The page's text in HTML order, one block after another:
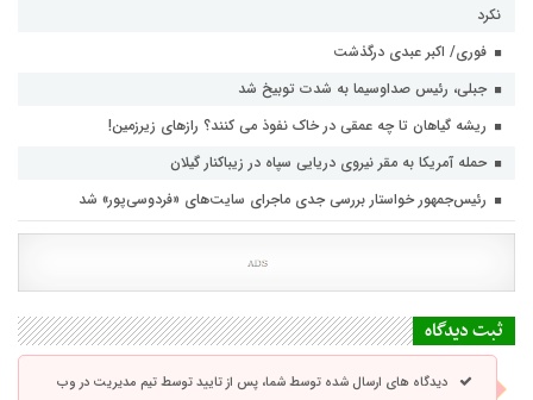
نکرد
فوری/ اکبر عبدی درگذشت
جبلی، رئیس صداوسیما به شدت توبیخ شد
ریشه گیاهان تا چه عمقی در خاک نفوذ می کنند؟ رازهای زیرزمین!
حمله آمریکا به مقر نیروی دریایی سپاه در زیباکنار گیلان
رئیس‌جمهور خواستار بررسی جدی ماجرای سایت‌های «فردوسی‌پور» شد
ثبت دیدگاه
دیدگاه های ارسال شده توسط شما، پس از تایید توسط تیم مدیریت در وب